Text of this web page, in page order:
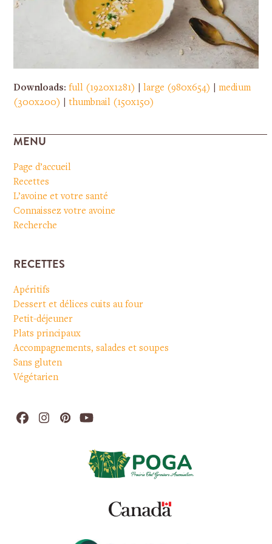
Downloads:full (1920x1281) |large (980x654) |medium
(300x200)
|thumbnail (150x150)
MENU
Page d’accueil
Recettes
L’avoine et votre santé
Connaissez votre avoine
Recherche
RECETTES
Apéritifs
Dessert et délices cuits au four
Petit-déjeuner
Plats principaux
Accompagnements, salades et soupes
Sans gluten
Végétarien
Facebook
Instagram
PinterestYouTube